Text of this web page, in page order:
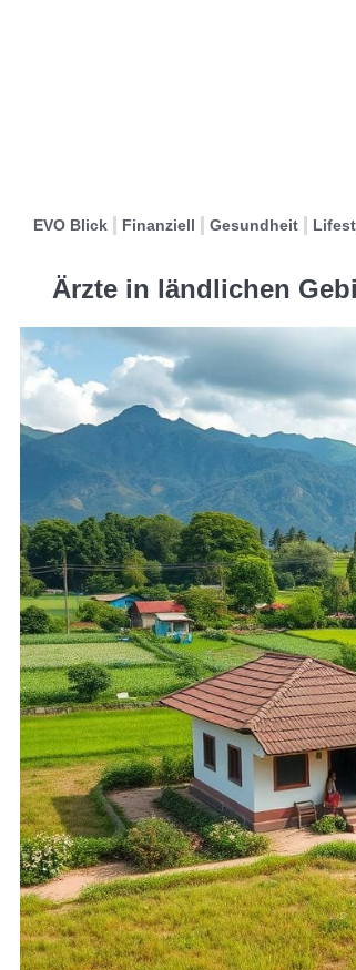
EVO Blick Finanziell Gesundheit
Ärzte in ländlichen